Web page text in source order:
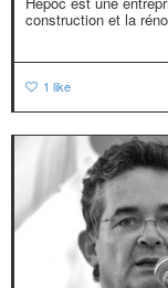
construction et la
1 like